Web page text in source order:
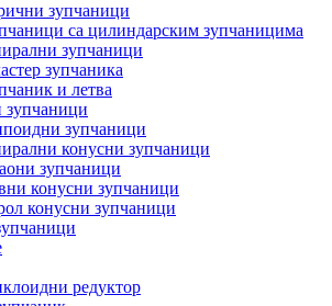
зупчаници
са цилиндарским зупчаницима
зупчаници
зупчаника
и летва
зупчаници
зупчаници
конусни зупчаници
зупчаници
конусни зупчаници
конусни зупчаници
редуктор